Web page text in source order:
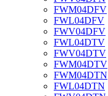
FWM04DFV
FWL04DFV
FWV04DFV
FWL04DTV
FWV04DTV
FWM04DTV
FWM04DTN
FWL04DTN